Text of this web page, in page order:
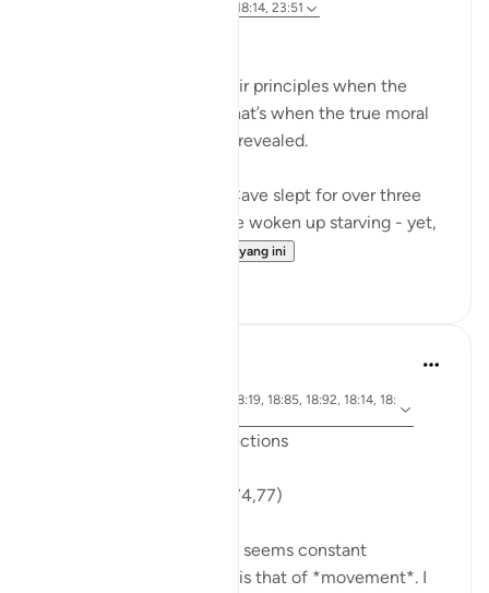
ayat 18:19, 18:14, 23:51
Many compromise on their principles when the
going gets tough - And that’s when the true moral
standards of a person are revealed.
The Companions of the Cave slept for over three
centuries. They must have woken up starving - yet,
Lihat lebih dari yang ini
ayat 18:71, 18:10, 18:30, 18:19, 18:85, 18:92, 18:14, 18:
Friday Surat al-Kahf Reflections
'So they set out...' (18:71,74,77)
One recurring theme that seems constant
throughout Surat al-Kahf is that of *movement*. I